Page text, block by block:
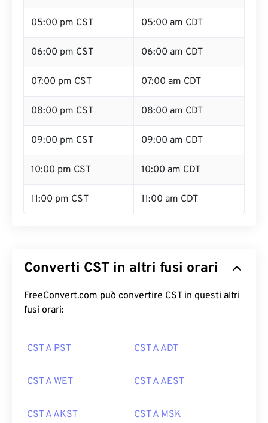
05:00 pm CST 05:00 am CDT
06:00 pm CST 06:00 am CDT
07:00 pm CST 07:00 am CDT
08:00 pm CST 08:00 am CDT
09:00 pm CST 09:00 am CDT
10:00 pm CST 10:00 am CDT
11:00 pm CST 11:00 am CDT
Converti CST in altri fusi orari
FreeConvert.com può convertire CST in questi altri
fusi orari:
CST A PST CST A ADT
CST A WET CST A AEST
CST A AKST CST A MSK